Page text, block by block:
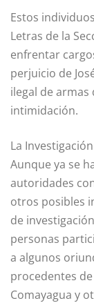
Estos
Letras de la
enfrentar
perjuicio de
ilegal de armas
intimidación.
La
Aunque ya se
autoridades
otros posibles
de
personas
a algunos
procedentes
Comayagua y